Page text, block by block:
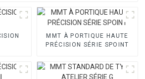
MMT À PORTIQUE HAUTE
PRÉCISION SÉRIE SPOINT